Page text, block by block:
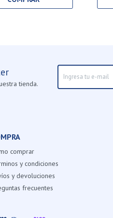
tienda.
comprar
y condiciones
y devoluciones
frecuentes